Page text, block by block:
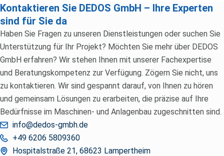
Kontaktieren Sie DEDOS GmbH – Ihre Experten
sind für Sie da
Haben Sie Fragen zu unseren Dienstleistungen oder suchen Sie
Unterstützung für Ihr Projekt? Möchten Sie mehr über DEDOS
GmbH erfahren? Wir stehen Ihnen mit unserer Fachexpertise
und Beratungskompetenz zur Verfügung. Zögern Sie nicht, uns
zu kontaktieren. Wir sind gespannt darauf, von Ihnen zu hören
und gemeinsam Lösungen zu erarbeiten, die präzise auf Ihre
Bedürfnisse im Maschinen- und Anlagenbau zugeschnitten sind.
info@dedos-gmbh.de
+49 6206 5809360
Hospitalstraße 21, 68623 Lampertheim